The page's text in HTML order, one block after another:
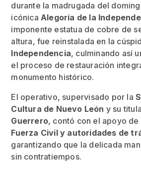
durante la madrugada del
icónicaAlegoría de la
imponente estatua de cobre de
altura, fue reinstalada en la
Independencia, culminando así
el proceso de restauración
monumento histórico.
El operativo, supervisado por la
Cultura de Nuevo León y su
Guerrero, contó con el apoyo de
Fuerza Civil y autoridades de
garantizando que la delicada
sin contratiempos.